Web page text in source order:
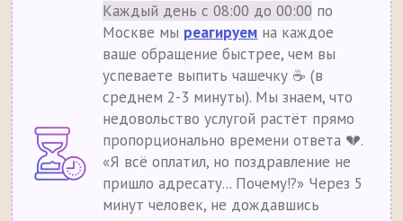
Каждый день с 08:00 до 00:00 по
Москве мы реагируем на каждое
ваше обращение быстрее, чем вы
успеваете выпить чашечку ☕ (в
среднем 2-3 минуты). Мы знаем, что
недовольство услугой растёт прямо
пропорционально времени ответа 💔.
«Я всё оплатил, но поздравление не
пришло адресату... Почему!?» Через 5
минут человек, не дождавшись